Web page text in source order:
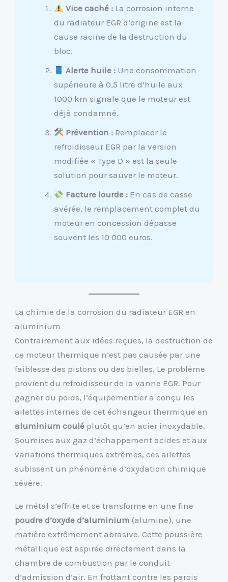
Vice caché : La corrosion interne
du radiateur EGR d’origine est la
cause racine de la destruction du
bloc.
Alerte huile : Une consommation
supérieure à 0,5 litre d’huile aux
1000 km signale que le moteur est
déjà condamné.
Prévention : Remplacer le
refroidisseur EGR par la version
modifiée « Type D » est la seule
solution pour sauver le moteur.
Facture lourde : En cas de casse
avérée, le remplacement complet du
moteur en concession dépasse
souvent les 10 000 euros.
La chimie de la corrosion du radiateur EGR en
aluminium
Contrairement aux idées reçues, la destruction de
ce moteur thermique n’est pas causée par une
faiblesse des pistons ou des bielles. Le problème
provient du refroidisseur de la vanne EGR. Pour
gagner du poids, l’équipementier a conçu les
ailettes internes de cet échangeur thermique en
aluminium coulé plutôt qu’en acier inoxydable.
Soumises aux gaz d’échappement acides et aux
variations thermiques extrêmes, ces ailettes
subissent un phénomène d’oxydation chimique
sévère.
Le métal s’effrite et se transforme en une fine
poudre d’oxyde d’aluminium (alumine), une
matière extrêmement abrasive. Cette poussière
métallique est aspirée directement dans la
chambre de combustion par le conduit
d’admission d’air. En frottant contre les parois